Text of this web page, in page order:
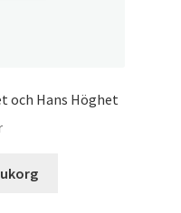
och Hans Höghet